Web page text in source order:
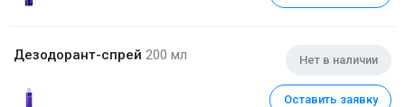
Дезодорант-спрей 200 мл Нет в наличии
Оставить заявку